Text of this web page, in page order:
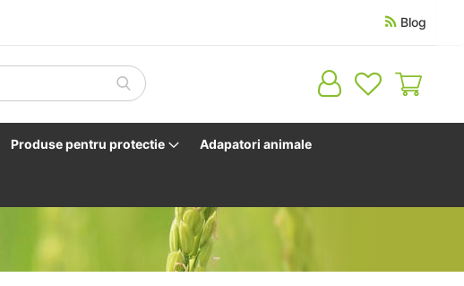
Blog
Cosul
Produse pentru protectie Adapatori animale